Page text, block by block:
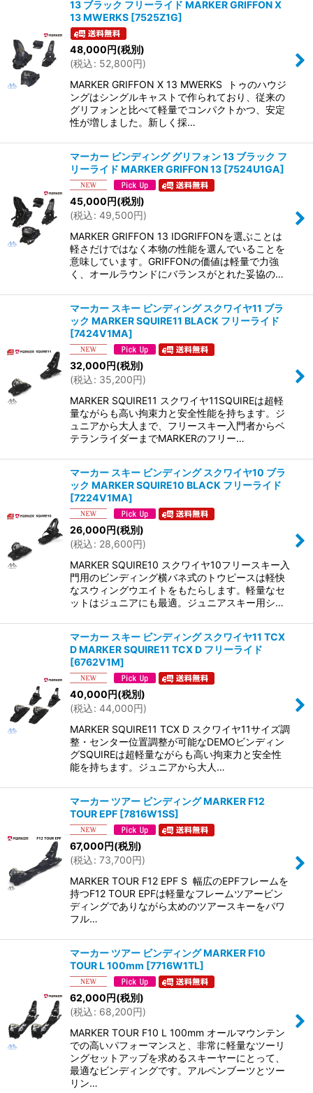
13 ブラック フリーライド MARKER GRIFFON X
13 MWERKS [7525Z1G]
48,000円(税別)
(税込: 52,800円)
MARKER GRIFFON X 13 MWERKS トゥのハウジ
ングはシングルキャストで作られており、従来の
グリフォンと比べて軽量でコンパクトかつ、安定
性が増しました。新しく採…
マーカー ビンディング グリフォン 13 ブラック フ
リーライド MARKER GRIFFON 13 [7524U1GA]
45,000円(税別)
(税込: 49,500円)
MARKER GRIFFON 13 IDGRIFFONを選ぶことは
軽さだけではなく本物の性能を選んでいることを
意味しています。GRIFFONの価値は軽量で力強
く、オールラウンドにバランスがとれた妥協の…
マーカー スキー ビンディング スクワイヤ11 ブラ
ック MARKER SQUIRE11 BLACK フリーライド
[7424V1MA]
32,000円(税別)
(税込: 35,200円)
MARKER SQUIRE11 スクワイヤ11SQUIREは超軽
量ながらも高い拘束力と安全性能を持ちます。ジ
ュニアから大人まで、フリースキー入門者からベ
テランライダーまでMARKERのフリー…
マーカー スキー ビンディング スクワイヤ10 ブラ
ック MARKER SQUIRE10 BLACK フリーライド
[7224V1MA]
26,000円(税別)
(税込: 28,600円)
MARKER SQUIRE10 スクワイヤ10フリースキー入
門用のビンディング横バネ式のトウピースは軽快
なスウィングウエイトをもたらします。軽量なセ
ットはジュニアにも最適。ジュニアスキー用シ…
マーカー スキー ビンディング スクワイヤ11 TCX
D MARKER SQUIRE11 TCX D フリーライド
[6762V1M]
40,000円(税別)
(税込: 44,000円)
MARKER SQUIRE11 TCX D スクワイヤ11サイズ調
整・センター位置調整が可能なDEMOビンディン
グSQUIREは超軽量ながらも高い拘束力と安全性
能を持ちます。ジュニアから大人…
マーカー ツアー ビンディング MARKER F12
TOUR EPF [7816W1SS]
67,000円(税別)
(税込: 73,700円)
MARKER TOUR F12 EPF S 幅広のEPFフレームを
持つF12 TOUR EPFは軽量なフレームツアービン
ディングでありながら太めのツアースキーをパワ
フル…
マーカー ツアー ビンディング MARKER F10
TOUR L 100mm [7716W1TL]
62,000円(税別)
(税込: 68,200円)
MARKER TOUR F10 L 100mm オールマウンテン
での高いパフォーマンスと、非常に軽量なツーリ
ングセットアップを求めるスキーヤーにとって、
最適なビンディングです。アルペンブーツとツー
リン…